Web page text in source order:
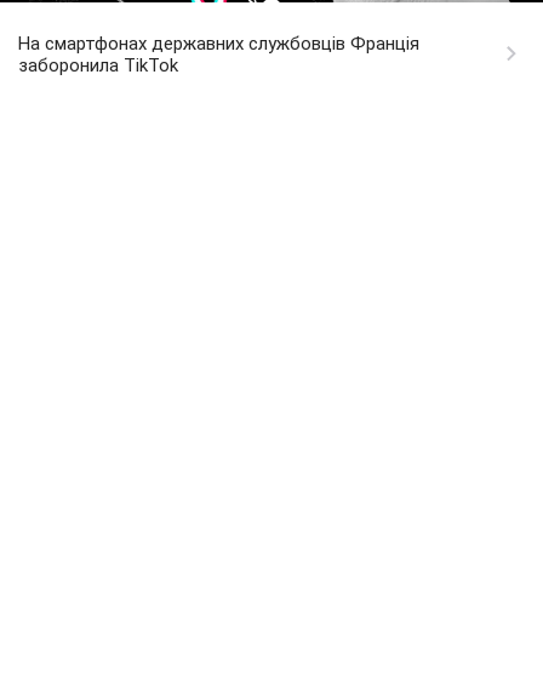
На смартфонах державних службовців Франція
заборонила TikTok